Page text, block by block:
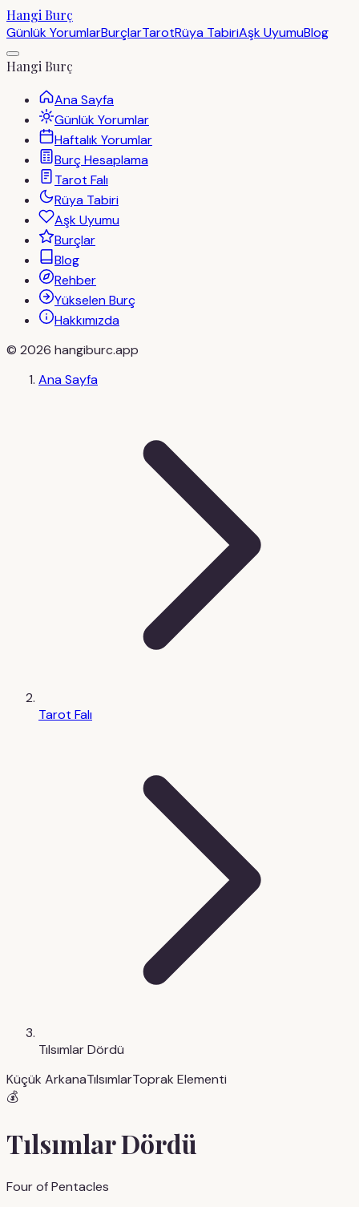
Hangi Burç
Günlük YorumlarBurçlarTarotRüya TabiriAşk UyumuBlog
Hangi Burç
Ana Sayfa
Günlük Yorumlar
Haftalık Yorumlar
Burç Hesaplama
Tarot Falı
Rüya Tabiri
Aşk Uyumu
Burçlar
Blog
Rehber
Yükselen Burç
Hakkımızda
© 2026 hangiburc.app
Ana Sayfa
Tarot Falı
Tılsımlar Dördü
Küçük ArkanaTılsımlarToprak Elementi
💰
Tılsımlar Dördü
Four of Pentacles